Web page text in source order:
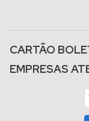
CARTÃO
EMPRESAS